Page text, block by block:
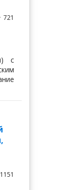
721
с
1151